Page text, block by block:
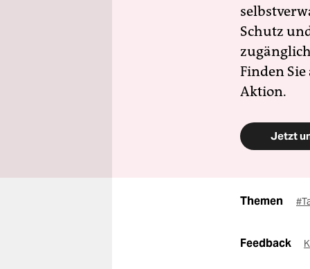
Schutz
Finden
Aktion.
Jetzt
Themen
Feedback